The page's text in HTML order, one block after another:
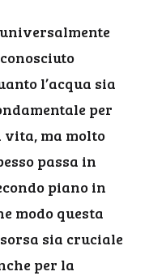
l’acqua sia
per
vita, ma molto
passa in
piano in
modo questa
sia cruciale
per la